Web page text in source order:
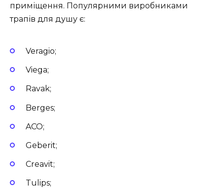
приміщення. Популярними виробниками
трапів для душу є:
Veragio;
Viega;
Ravak;
Berges;
ACO;
Geberit;
Creavit;
Tulips;